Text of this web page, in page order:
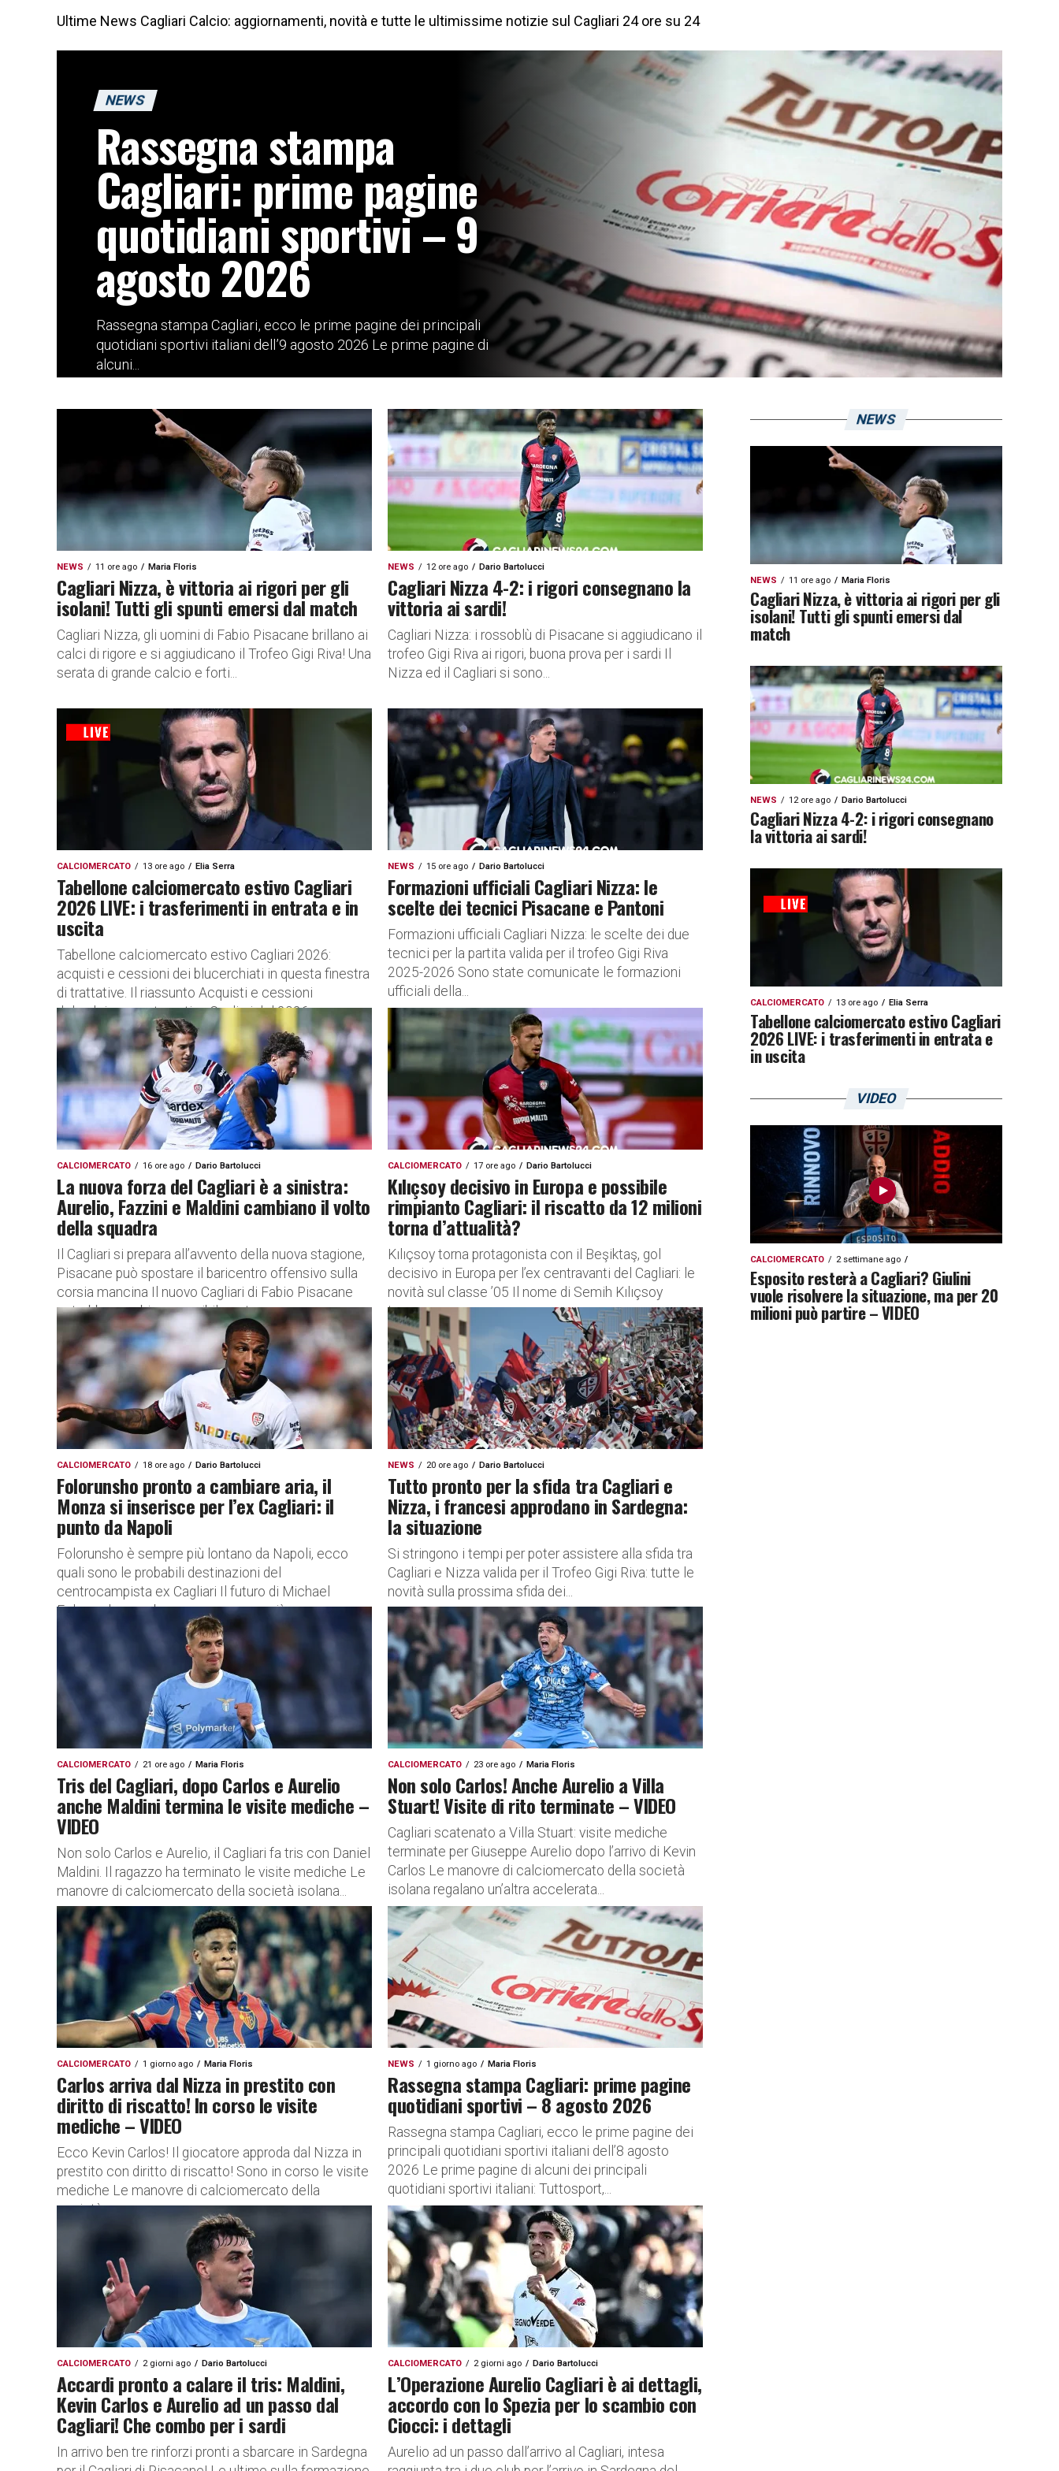
Ultime News Cagliari Calcio: aggiornamenti, novità e tutte le ultimissime notizie sul Cagliari 24 ore su 24
NEWS
Rassegna stampa
Cagliari: prime pagine
quotidiani sportivi – 9
agosto 2026
Rassegna stampa Cagliari, ecco le prime pagine dei principali
quotidiani sportivi italiani dell’9 agosto 2026 Le prime pagine di
alcuni...
NEWS 11 ore ago Maria Floris
Cagliari Nizza, è vittoria ai rigori per gli
isolani! Tutti gli spunti emersi dal match
Cagliari Nizza, gli uomini di Fabio Pisacane brillano ai
calci di rigore e si aggiudicano il Trofeo Gigi Riva! Una
serata di grande calcio e forti...
NEWS 12 ore ago Dario Bartolucci
Cagliari Nizza 4-2: i rigori consegnano la
vittoria ai sardi!
Cagliari Nizza: i rossoblù di Pisacane si aggiudicano il
trofeo Gigi Riva ai rigori, buona prova per i sardi Il
Nizza ed il Cagliari si sono...
CALCIOMERCATO 13 ore ago Elia Serra
Tabellone calciomercato estivo Cagliari
2026 LIVE: i trasferimenti in entrata e in
uscita
Tabellone calciomercato estivo Cagliari 2026:
acquisti e cessioni dei blucerchiati in questa finestra
di trattative. Il riassunto Acquisti e cessioni
del calciomercato estivo Cagliari del 2026.
LEGENDA – D...
NEWS 15 ore ago Dario Bartolucci
Formazioni ufficiali Cagliari Nizza: le
scelte dei tecnici Pisacane e Pantoni
Formazioni ufficiali Cagliari Nizza: le scelte dei due
tecnici per la partita valida per il trofeo Gigi Riva
2025-2026 Sono state comunicate le formazioni
ufficiali della...
CALCIOMERCATO 16 ore ago Dario Bartolucci
La nuova forza del Cagliari è a sinistra:
Aurelio, Fazzini e Maldini cambiano il volto
della squadra
Il Cagliari si prepara all’avvento della nuova stagione,
Pisacane può spostare il baricentro offensivo sulla
corsia mancina Il nuovo Cagliari di Fabio Pisacane
potrebbe cambiare sensibilmente...
CALCIOMERCATO 17 ore ago Dario Bartolucci
Kılıçsoy decisivo in Europa e possibile
rimpianto Cagliari: il riscatto da 12 milioni
torna d’attualità?
Kılıçsoy torna protagonista con il Beşiktaş, gol
decisivo in Europa per l’ex centravanti del Cagliari: le
novità sul classe ’05 Il nome di Semih Kılıçsoy
torna...
CALCIOMERCATO 18 ore ago Dario Bartolucci
Folorunsho pronto a cambiare aria, il
Monza si inserisce per l’ex Cagliari: il
punto da Napoli
Folorunsho è sempre più lontano da Napoli, ecco
quali sono le probabili destinazioni del
centrocampista ex Cagliari Il futuro di Michael
Folorunsho sembra essere sempre più...
NEWS 20 ore ago Dario Bartolucci
Tutto pronto per la sfida tra Cagliari e
Nizza, i francesi approdano in Sardegna:
la situazione
Si stringono i tempi per poter assistere alla sfida tra
Cagliari e Nizza valida per il Trofeo Gigi Riva: tutte le
novità sulla prossima sfida dei...
CALCIOMERCATO 21 ore ago Maria Floris
Tris del Cagliari, dopo Carlos e Aurelio
anche Maldini termina le visite mediche –
VIDEO
Non solo Carlos e Aurelio, il Cagliari fa tris con Daniel
Maldini. Il ragazzo ha terminato le visite mediche Le
manovre di calciomercato della società isolana...
CALCIOMERCATO 23 ore ago Maria Floris
Non solo Carlos! Anche Aurelio a Villa
Stuart! Visite di rito terminate – VIDEO
Cagliari scatenato a Villa Stuart: visite mediche
terminate per Giuseppe Aurelio dopo l’arrivo di Kevin
Carlos Le manovre di calciomercato della società
isolana regalano un’altra accelerata...
CALCIOMERCATO 1 giorno ago Maria Floris
Carlos arriva dal Nizza in prestito con
diritto di riscatto! In corso le visite
mediche – VIDEO
Ecco Kevin Carlos! Il giocatore approda dal Nizza in
prestito con diritto di riscatto! Sono in corso le visite
mediche Le manovre di calciomercato della
società...
NEWS 1 giorno ago Maria Floris
Rassegna stampa Cagliari: prime pagine
quotidiani sportivi – 8 agosto 2026
Rassegna stampa Cagliari, ecco le prime pagine dei
principali quotidiani sportivi italiani dell’8 agosto
2026 Le prime pagine di alcuni dei principali
quotidiani sportivi italiani: Tuttosport,...
CALCIOMERCATO 2 giorni ago Dario Bartolucci
Accardi pronto a calare il tris: Maldini,
Kevin Carlos e Aurelio ad un passo dal
Cagliari! Che combo per i sardi
In arrivo ben tre rinforzi pronti a sbarcare in Sardegna
CALCIOMERCATO 2 giorni ago Dario Bartolucci
L’Operazione Aurelio Cagliari è ai dettagli,
accordo con lo Spezia per lo scambio con
Ciocci: i dettagli
Aurelio ad un passo dall’arrivo al Cagliari, intesa
NEWS
NEWS 11 ore ago Maria Floris
Cagliari Nizza, è vittoria ai rigori per gli
isolani! Tutti gli spunti emersi dal
match
NEWS 12 ore ago Dario Bartolucci
Cagliari Nizza 4-2: i rigori consegnano
la vittoria ai sardi!
CALCIOMERCATO 13 ore ago Elia Serra
Tabellone calciomercato estivo Cagliari
2026 LIVE: i trasferimenti in entrata e
in uscita
VIDEO
CALCIOMERCATO 2 settimane ago
Esposito resterà a Cagliari? Giulini
vuole risolvere la situazione, ma per 20
milioni può partire – VIDEO